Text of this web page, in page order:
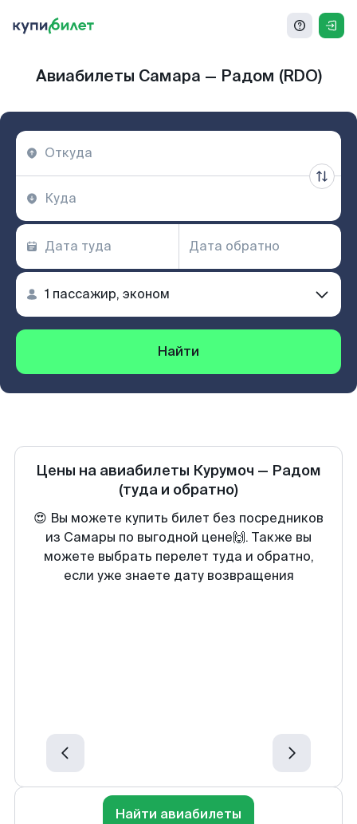
Авиабилеты Самара — Радом (RDO)
Найти
Цены на авиабилеты Курумоч — Радом
(туда и обратно)
😍 Вы можете купить билет без посредников
из Самары по выгодной цене🙌. Также вы
можете выбрать перелет туда и обратно,
если уже знаете дату возвращения
Найти авиабилеты